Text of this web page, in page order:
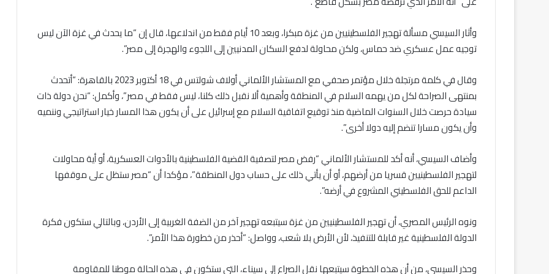
وأثار السيسي مسألة تهجير الفلسطينيين من غزة مبكرا، وبعد 10 أيام فقط من اندلاعها، قال إن “ما يحدث في غزة الآن ليس
توجيه عمل عسكري ضد حماس، ولكن محاولة لدفع السكان المدنيين إلى اللجوء والهجرة إلى مصر”.
وقال في كلمة مرتجلة خلال مؤتمر صحفي مع المستشار الألماني أولاف شولتس في 18 أكتوبر 2023 بالقاهرة: “أتحدث
بمنتهى الصراحة لكل من يهمه السلام في المنطقة وأهمية ألا نقبل ذلك كلنا، ليس فقط في مصر”، وأكمل: “نحن دولة ذات
سيادة حرصت خلال السنوات الماضية منذ توقيع اتفاقية السلام مع إسرائيل على أن يكون هذا المسار خيار استراتيجي وننميه
وأن يكون مسارا تنضم إليه دولا أخرى”.
وأضاف السيسي، أنه أكد للمستشار الألماني “رفض مصر لتصفية القضية الفلسطينية بالأدوات العسكرية، أو أية محاولات
لتهجير الفلسطينيين قسريا من أرضهم، أو أن يأتي ذلك على حساب دول المنطقة”، مؤكدا أن “مصر ستظل على موقفها
الداعم للحق الفلسطيني المشروع في أرضه”.
ونوه الرئيس المصري، أن تهجير الفلسطينيين من غزة سيتبعه تهجير آخر من الضفة الغربية إلى الأردن، وبالتالي ستكون فكرة
الدولة الفلسطينية غير قابلة للتنفيذ، لأن الأرض بلا شعب، وواصل: “أحذر من خطورة هذا الأمر”.
وحذر السيسي، من أن هذه الخطوة سيتبعها نقل الصراع إلى سيناء، التي ستكون في هذه الحالة موطنا للمقاومة